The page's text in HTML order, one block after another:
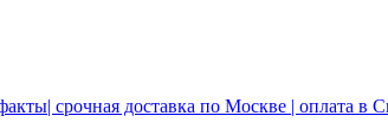
срочная доставка по Москве | оплата в